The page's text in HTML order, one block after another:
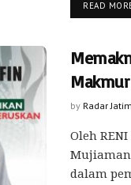
READ
by Radar Jatim
Oleh
dalam